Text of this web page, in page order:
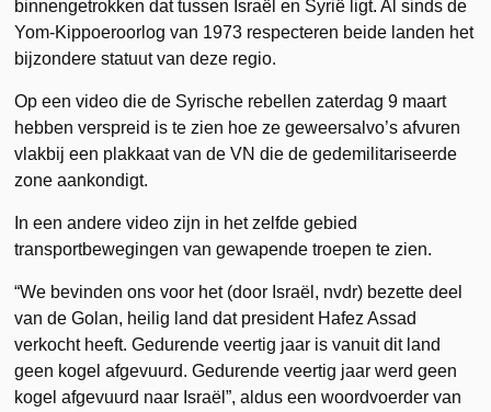
binnengetrokken dat tussen Israël en Syrië ligt. Al sinds de
Yom-Kippoeroorlog van 1973 respecteren beide landen het
bijzondere statuut van deze regio.
Op een video die de Syrische rebellen zaterdag 9 maart
hebben verspreid is te zien hoe ze geweersalvo’s afvuren
vlakbij een plakkaat van de VN die de gedemilitariseerde
zone aankondigt.
In een andere video zijn in het zelfde gebied
transportbewegingen van gewapende troepen te zien.
“We bevinden ons voor het (door Israël, nvdr) bezette deel
van de Golan, heilig land dat president Hafez Assad
verkocht heeft. Gedurende veertig jaar is vanuit dit land
geen kogel afgevuurd. Gedurende veertig jaar werd geen
kogel afgevuurd naar Israël”, aldus een woordvoerder van